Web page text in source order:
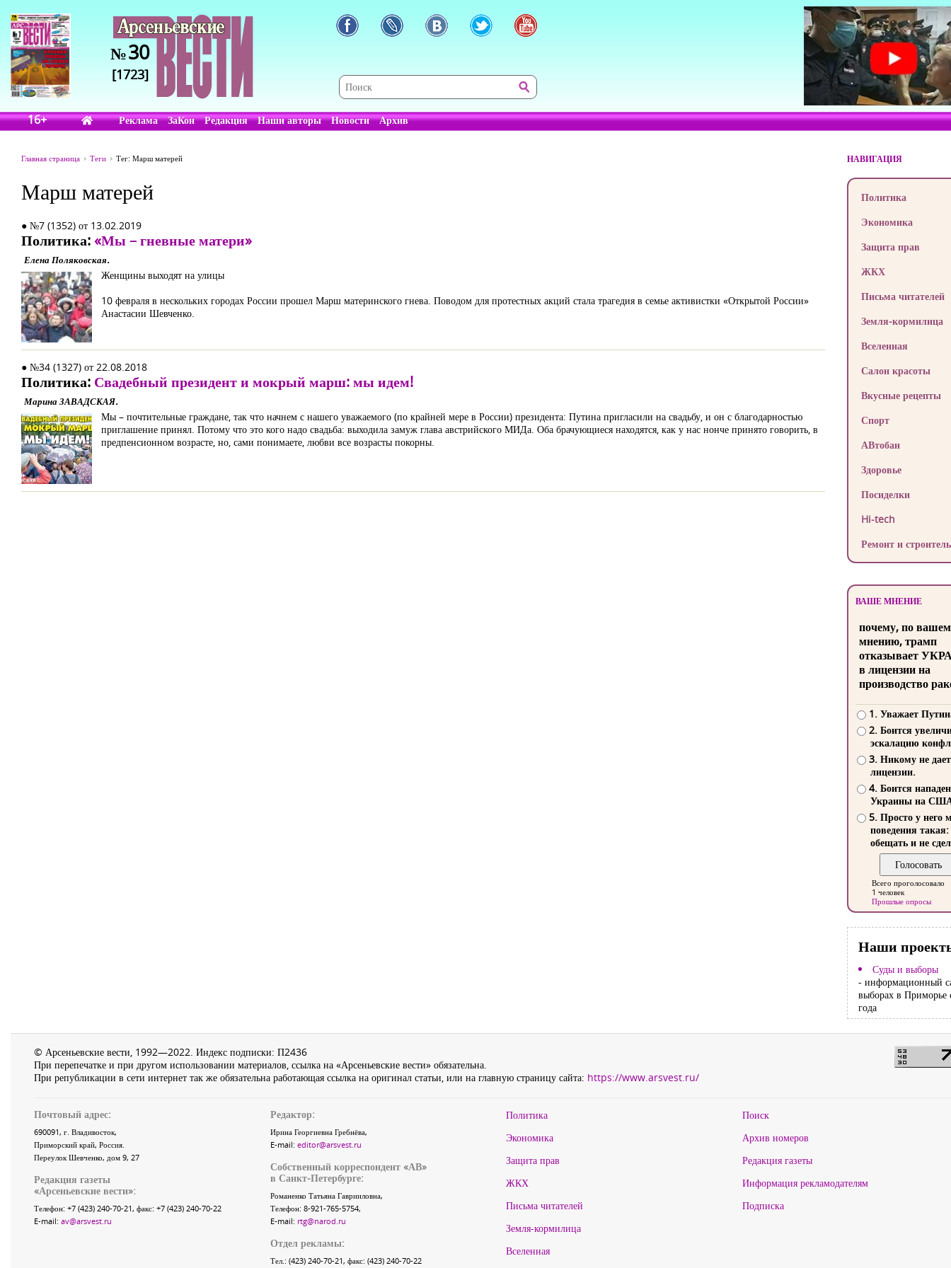
№30
[1723]
16+ Реклама ЗаКон Редакция Наши авторы Новости Архив
Главная страница Теги Тег: Марш матерей
Марш матерей
● №7 (1352) от 13.02.2019
Политика:«Мы – гневные матери»
Елена Поляковская.
Женщины выходят на улицы
10 февраля в нескольких городах России прошел Марш материнского гнева. Поводом для протестных акций стала трагедия в семье активистки «Открытой России»
Анастасии Шевченко.
● №34 (1327) от 22.08.2018
Политика: Свадебный президент и мокрый марш: мы идем!
Марина ЗАВАДСКАЯ.
Мы – почтительные граждане, так что начнем с нашего уважаемого (по крайней мере в России) президента: Путина пригласили на свадьбу, и он с благодарностью
приглашение принял. Потому что это кого надо свадьба: выходила замуж глава австрийского МИДа. Оба брачующиеся находятся, как у нас нонче принято говорить, в
предпенсионном возрасте, но, сами понимаете, любви все возрасты покорны.
НАВИГАЦИЯ
Политика
Экономика
Защита прав
ЖКХ
Письма читателей
Земля-кормилица
Вселенная
Салон красоты
Вкусные рецепты
Спорт
АВтобан
Здоровье
Посиделки
Hi-tech
Ремонт и
ВАШЕ МНЕНИЕ
почему, по
мнению, трамп
отказывает
в лицензии на
производство
1. Уважает
2. Боится
эскалацию
3. Никому не
лицензии.
4. Боится
Украины на
5. Просто у него
поведения такая:
обещать и не
Всего проголосовало
1 человек
Прошлые опросы
Наши
Суды и выборы
- информационный
выборах в Приморье
года
© Арсеньевские вести, 1992—2022. Индекс подписки: П2436
При перепечатке и при другом использовании материалов, ссылка на «Арсеньевские вести» обязательна.
При републикации в сети интернет так же обязательна работающая ссылка на оригинал статьи, или на главную страницу сайта: https://www.arsvest.ru/
Почтовый адрес:
690091, г. Владивосток,
Приморский край, Россия.
Переулок Шевченко, дом 9, 27
Редакция газеты
«Арсеньевские вести»:
Телефон: +7 (423) 240-70-21, факс: +7 (423) 240-70-22
E-mail: av@arsvest.ru
Редактор:
Ирина Георгиевна Гребнёва,
E-mail: editor@arsvest.ru
Собственный корреспондент «АВ»
в Санкт-Петербурге:
Романенко Татьяна Гаврииловна,
Телефон: 8-921-765-5754,
E-mail: rtg@narod.ru
Отдел рекламы:
Тел.: (423) 240-70-21, факс: (423) 240-70-22
Политика
Экономика
Защита прав
ЖКХ
Письма читателей
Земля-кормилица
Вселенная
Поиск
Архив номеров
Редакция газеты
Информация рекламодателям
Подписка